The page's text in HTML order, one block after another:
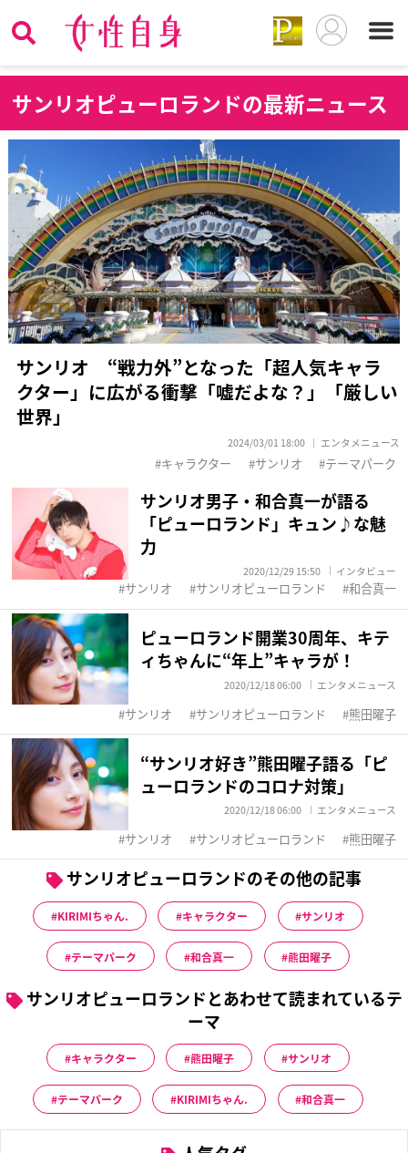
サンリオピューロランドの最新ニュース
サンリオ “戦力外”となった「超人気キャラ
クター」に広がる衝撃「嘘だよな？」「厳しい
世界」
2024/03/01 18:00 エンタメニュース
キャラクター サンリオ テーマパーク
サンリオ男子・和合真一が語る
「ピューロランド」キュン♪な魅
力
2020/12/29 15:50 インタビュー
サンリオ サンリオピューロランド 和合真一
ピューロランド開業30周年、キテ
ィちゃんに“年上”キャラが！
2020/12/18 06:00 エンタメニュース
サンリオ サンリオピューロランド 熊田曜子
“サンリオ好き”熊田曜子語る「ピ
ューロランドのコロナ対策」
2020/12/18 06:00 エンタメニュース
サンリオ サンリオピューロランド 熊田曜子
サンリオピューロランドのその他の記事
KIRIMIちゃん. キャラクター サンリオ
テーマパーク 和合真一 熊田曜子
サンリオピューロランドとあわせて読まれているテ
ーマ
キャラクター 熊田曜子 サンリオ
テーマパーク KIRIMIちゃん. 和合真一